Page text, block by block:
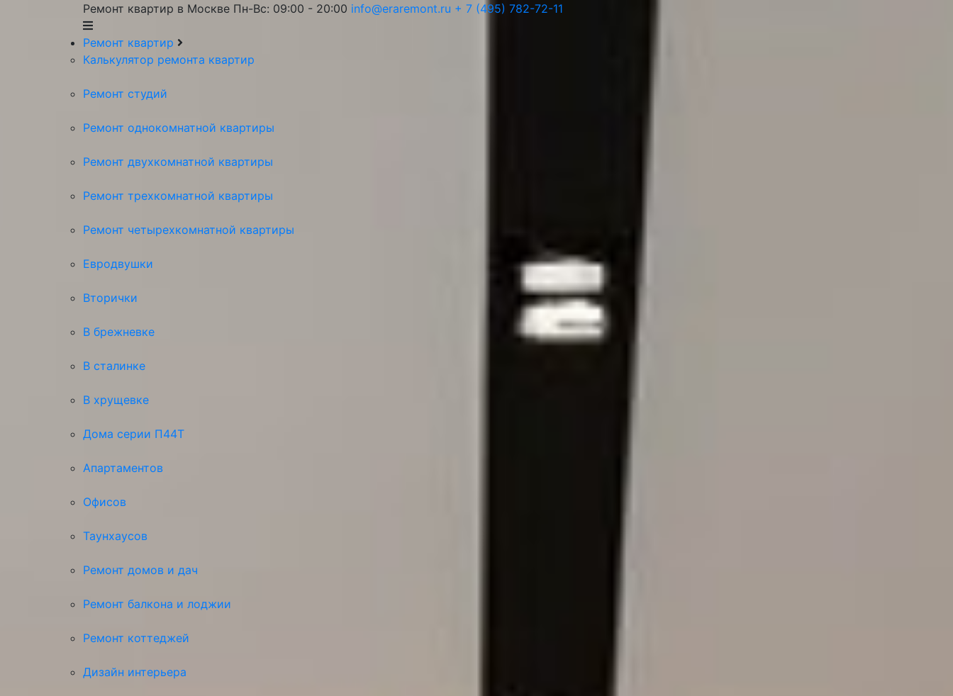
Ремонт квартир в Москве Пн-Вс: 09:00 - 20:00 info@eraremont.ru + 7 (495) 782-72-11
Ремонт квартир
Калькулятор ремонта квартир
Ремонт студий
Ремонт однокомнатной квартиры
Ремонт двухкомнатной квартиры
Ремонт трехкомнатной квартиры
Ремонт четырехкомнатной квартиры
Евродвушки
Вторички
В брежневке
В сталинке
В хрущевке
Дома серии П44Т
Апартаментов
Офисов
Таунхаусов
Ремонт домов и дач
Ремонт балкона и лоджии
Ремонт коттеджей
Дизайн интерьера